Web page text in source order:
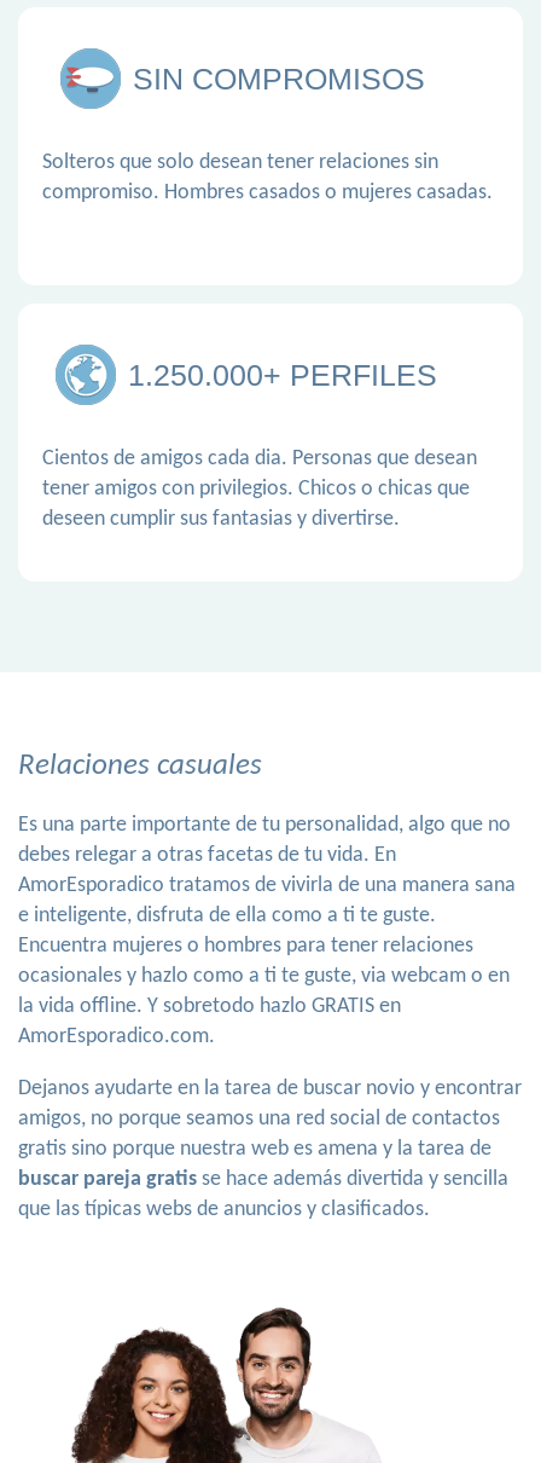
SIN COMPROMISOS
Solteros que solo desean tener relaciones sin
compromiso. Hombres casados o mujeres casadas.
1.250.000+ PERFILES
Cientos de amigos cada dia. Personas que desean
tener amigos con privilegios. Chicos o chicas que
deseen cumplir sus fantasias y divertirse.
Relaciones casuales
Es una parte importante de tu personalidad, algo que no
debes relegar a otras facetas de tu vida. En
AmorEsporadico tratamos de vivirla de una manera sana
e inteligente, disfruta de ella como a ti te guste.
Encuentra mujeres o hombres para tener relaciones
ocasionales y hazlo como a ti te guste, via webcam o en
la vida offline. Y sobretodo hazlo GRATIS en
AmorEsporadico.com.
Dejanos ayudarte en la tarea de buscar novio y encontrar
amigos, no porque seamos una red social de contactos
gratis sino porque nuestra web es amena y la tarea de
buscar pareja gratis se hace además divertida y sencilla
que las típicas webs de anuncios y clasificados.